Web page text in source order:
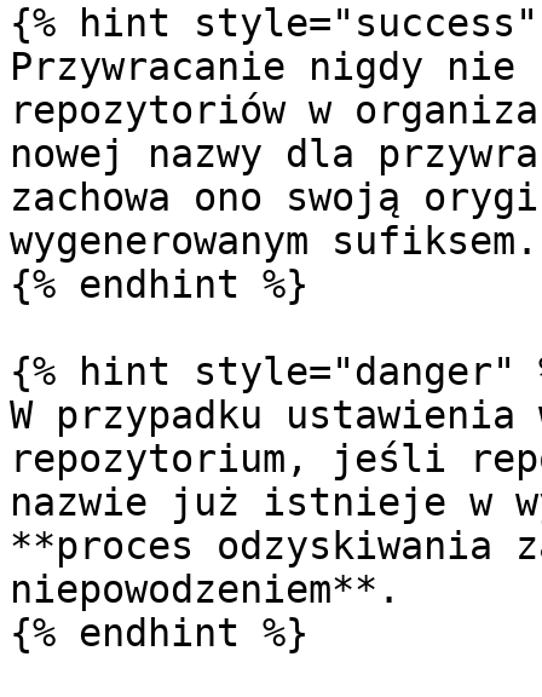
{% hint style="success"
Przywracanie nigdy
repozytoriów w
nowej nazwy dla
zachowa ono swoją
wygenerowanym sufiksem.
{% endhint %}
{% hint style="danger"
W przypadku ustawienia
repozytorium, jeśli
nazwie już istnieje w
**proces odzyskiwania
niepowodzeniem**.
{% endhint %}